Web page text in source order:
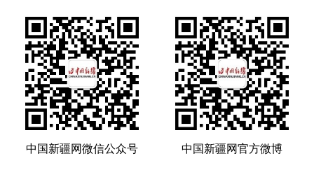
中国新疆网微信公众号 中国新疆网官方微博